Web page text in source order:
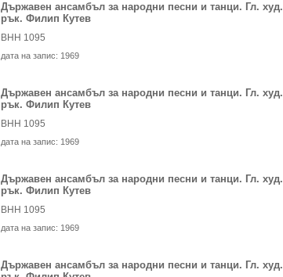
Държавен ансамбъл за народни песни и танци. Гл. худ.
рък. Филип Кутев
ВНН 1095
дата на запис: 1969
Държавен ансамбъл за народни песни и танци. Гл. худ.
рък. Филип Кутев
ВНН 1095
дата на запис: 1969
Държавен ансамбъл за народни песни и танци. Гл. худ.
рък. Филип Кутев
ВНН 1095
дата на запис: 1969
Държавен ансамбъл за народни песни и танци. Гл. худ.